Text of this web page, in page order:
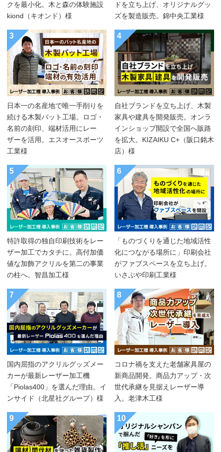
クを最小化。木と森の体験施設
kiond（キオンド）様
ドを立ち上げ、オリジナルグッ
ズを製造販売。錦中央工業様
3
日本一の名産地で唯一手削りを
続ける木製バット工場。ロゴ・
名前の刻印、端材活用にレー
ザーを活用。エスオースポーツ
工業様
4
自社ブランドを立ち上げ、木製
家具や建具を開発販売。オンラ
インショップ開設で全国へ販路
を拡大。KIZAIKU C+（阪口銘木
店）様
5
特許取得の独自印刷技術をレー
ザー加工でカタチに。高付加価
値な加飾アクリルを第二の事業
の柱へ。智昌加工様
6
「ものづくりを通じた地域活性
化につながる場所に」印刷会社
がファブスペースを立ち上げ。
いさぶや印刷工業様
7
国内屈指のアクリルグッズメー
カーが最新レーザー加工機
「Piolas400」を選んだ理由。イ
ンサイド（北星社グループ）様
8
コロナ禍を支えた老舗家具屋の
新商品開発。商品力アップ・次
世代承継を見据えレーザー導
入。老津木工様
9 10